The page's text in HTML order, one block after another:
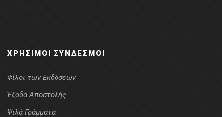
ΧΡΉΣΙΜΟΙ ΣΎΝΔΕΣΜΟΙ
Φίλοι των Εκδόσεων
Έξοδα Αποστολής
Ψιλά Γράμματα